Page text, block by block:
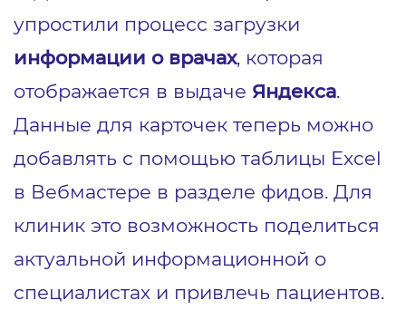
упростили процесс загрузки
информации о врачах, которая
отображается в выдаче Яндекса.
Данные для карточек теперь можно
добавлять с помощью таблицы Excel
в Вебмастере в разделе фидов. Для
клиник это возможность поделиться
актуальной информационной о
специалистах и привлечь пациентов.